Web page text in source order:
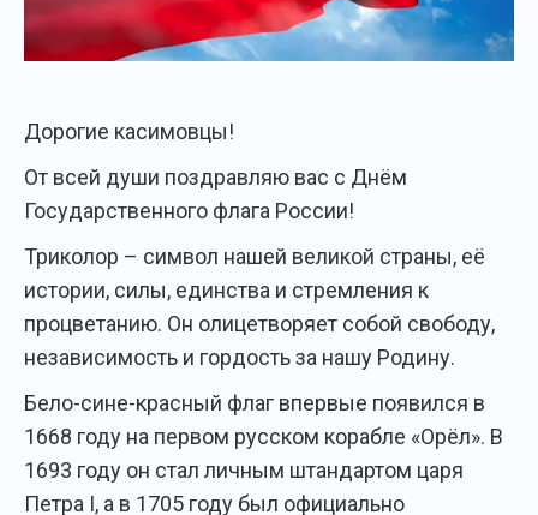
Дорогие касимовцы!
От всей души поздравляю вас с Днём
Государственного флага России!
Триколор – символ нашей великой страны, её
истории, силы, единства и стремления к
процветанию. Он олицетворяет собой свободу,
независимость и гордость за нашу Родину.
Бело-сине-красный флаг впервые появился в
1668 году на первом русском корабле «Орёл». В
1693 году он стал личным штандартом царя
Петра I, а в 1705 году был официально